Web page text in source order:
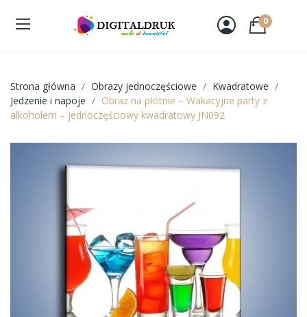
0
Strona główna Obrazy jednoczęściowe
Kwadratowe
Jedzenie i napoje
Obraz na płótnie – Wakacyjne party z
alkoholem – jednoczęściowy kwadratowy JN092